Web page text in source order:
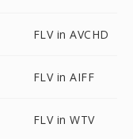
FLV in AVCHD
FLV in AIFF
FLV in WTV